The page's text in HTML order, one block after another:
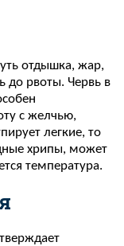
отдышка, жар,
до рвоты. Червь в
с желчью,
легкие, то
хрипы, может
температура.